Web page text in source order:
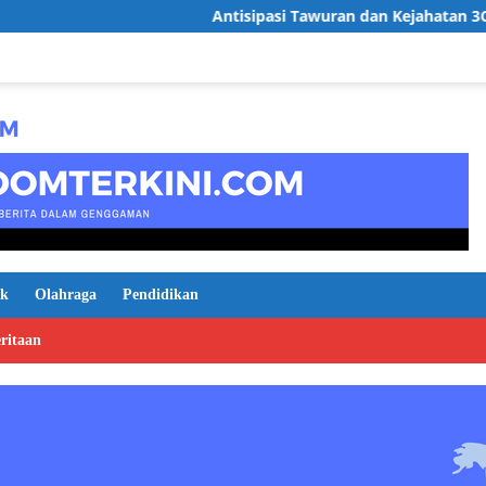
Antisipasi Tawuran dan Kejahatan 3C,Polsek
Olahraga Pendidikan